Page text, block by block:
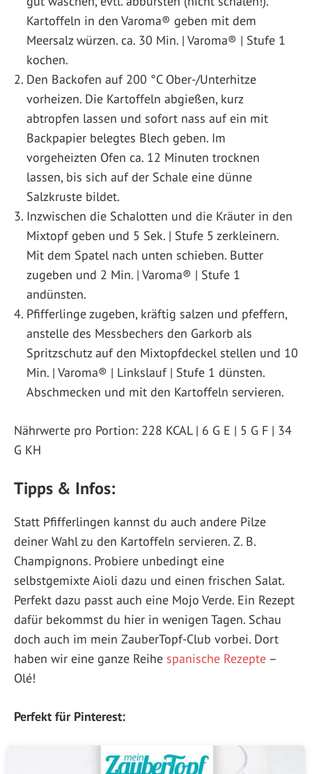
Kartoffeln in den Varoma® geben mit dem
Meersalz würzen. ca. 30 Min. | Varoma® | Stufe 1
kochen.
Den Backofen auf 200 °C Ober-/Unterhitze
vorheizen. Die Kartoffeln abgießen, kurz
abtropfen lassen und sofort nass auf ein mit
Backpapier belegtes Blech geben. Im
vorgeheizten Ofen ca. 12 Minuten trocknen
lassen, bis sich auf der Schale eine dünne
Salzkruste bildet.
Inzwischen die Schalotten und die Kräuter in den
Mixtopf geben und 5 Sek. | Stufe 5 zerkleinern.
Mit dem Spatel nach unten schieben. Butter
zugeben und 2 Min. | Varoma® | Stufe 1
andünsten.
Pfifferlinge zugeben, kräftig salzen und pfeffern,
anstelle des Messbechers den Garkorb als
Spritzschutz auf den Mixtopfdeckel stellen und 10
Min. | Varoma® | Linkslauf | Stufe 1 dünsten.
Abschmecken und mit den Kartoffeln servieren.
Nährwerte pro Portion: 228 KCAL | 6 G E | 5 G F | 34
G KH
Tipps & Infos:
Statt Pfifferlingen kannst du auch andere Pilze
deiner Wahl zu den Kartoffeln servieren. Z. B.
Champignons. Probiere unbedingt eine
selbstgemixte Aioli dazu und einen frischen Salat.
Perfekt dazu passt auch eine Mojo Verde. Ein Rezept
dafür bekommst du hier in wenigen Tagen. Schau
doch auch im mein ZauberTopf-Club vorbei. Dort
haben wir eine ganze Reihe spanische Rezepte –
Olé!
Perfekt für Pinterest: